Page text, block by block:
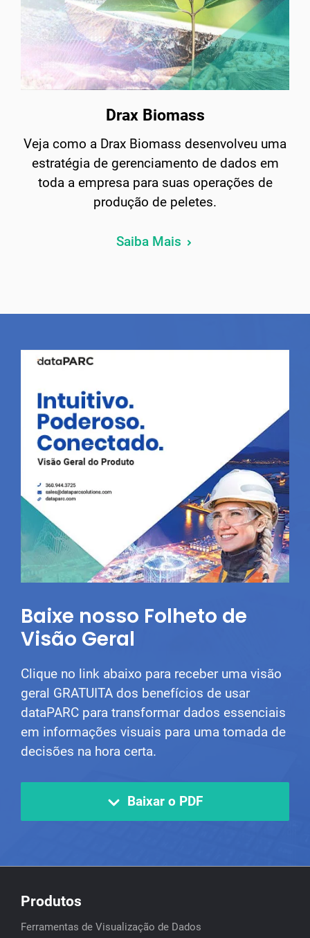
Drax Biomass
Veja como a Drax Biomass desenvolveu uma
estratégia de gerenciamento de dados em
toda a empresa para suas operações de
produção de peletes.
Saiba Mais
Baixe nosso Folheto de
Visão Geral
Clique no link abaixo para receber uma visão
geral GRATUITA dos benefícios de usar
dataPARC para transformar dados essenciais
em informações visuais para uma tomada de
decisões na hora certa.
Baixar o PDF
Produtos
Ferramentas de Visualização de Dados